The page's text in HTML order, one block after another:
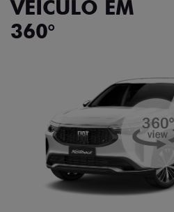
VEÍCULO EM
360°